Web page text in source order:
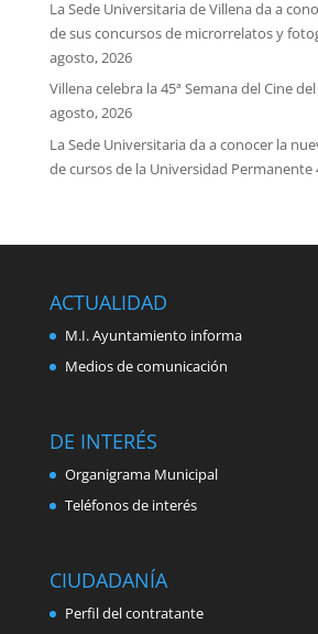
La Sede Universitaria de Villena da a
de sus concursos de microrrelatos y
agosto, 2026
Villena celebra la 45ª Semana del Cine
agosto, 2026
La Sede Universitaria da a conocer la
de cursos de la Universidad Permanente
ACTUALIDAD
M.I. Ayuntamiento informa
Medios de comunicación
DE INTERÉS
Organigrama Municipal
Teléfonos de interés
CIUDADANÍA
Perfil del contratante